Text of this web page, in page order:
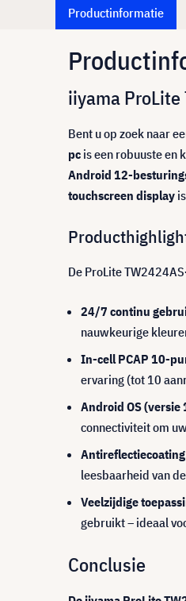
Productinformatie
iiyama
Bent u op zoek naar
pc is een robuuste en
Android 12-
touchscreen display
De ProLite
24/7 continu
nauwkeurige
In-cell PCAP 10-
ervaring (tot 10
Android OS (versie
connectiviteit om
leesbaarheid van
Veelzijdige
gebruikt – ideaal
Conclusie